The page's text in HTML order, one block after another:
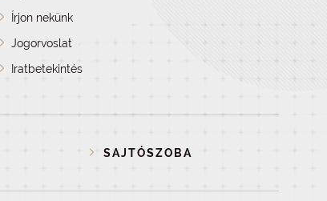
Írjon nekünk
Jogorvoslat
Iratbetekintés
SAJTÓSZOBA